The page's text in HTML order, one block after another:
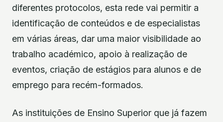
diferentes protocolos, esta rede vai permitir a
identificação de conteúdos e de especialistas
em várias áreas, dar uma maior visibilidade ao
trabalho académico, apoio à realização de
eventos, criação de estágios para alunos e de
emprego para recém-formados.
As instituições de Ensino Superior que já fazem